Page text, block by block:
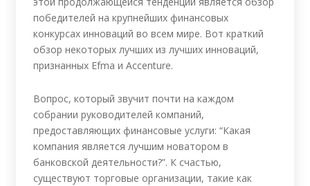
победителей на крупнейших финансовых
конкурсах инноваций во всем мире. Вот краткий
обзор некоторых лучших из лучших инноваций,
признанных Efma и Accenture.
Вопрос, который звучит почти на каждом
собрании руководителей компаний,
предоставляющих финансовые услуги: “Какая
компания является лучшим новатором в
банковской деятельности?”. К счастью,
существуют торговые организации, такие как